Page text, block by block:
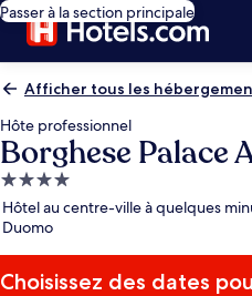
Passer à la section principale
Afficher tous les
Hôte professionnel
Borghese Palace
Hébergement
4.0 étoiles
Hôtel au centre-ville à quelques
Duomo
Choisissez des dates